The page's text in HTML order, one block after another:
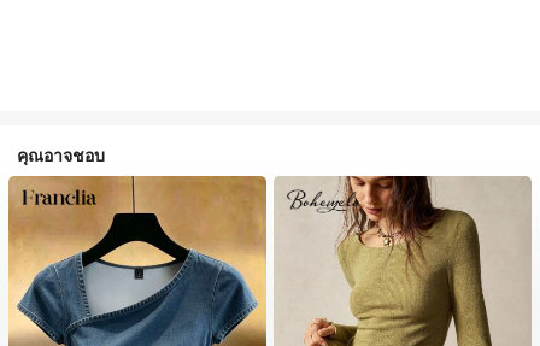
คุณอาจชอบ